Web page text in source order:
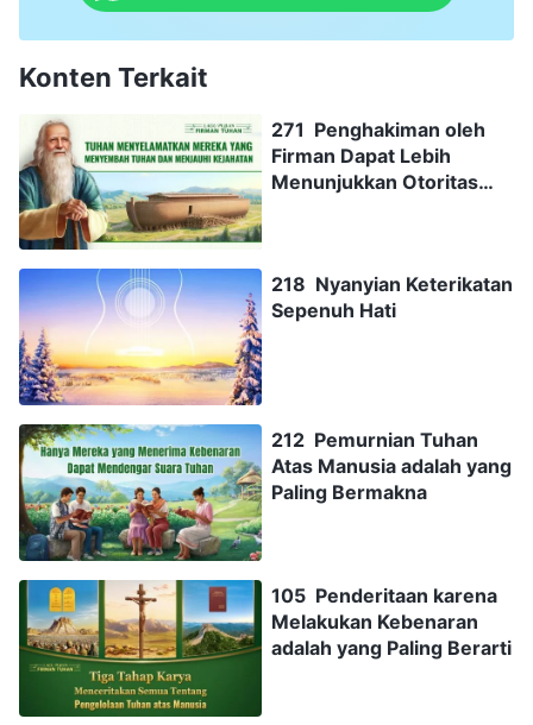
Konten Terkait
271 Penghakiman oleh
Firman Dapat Lebih
Menunjukkan Otoritas
218 Nyanyian Keterikatan
Sepenuh Hati
212 Pemurnian Tuhan
Atas Manusia adalah yang
Paling Bermakna
105 Penderitaan karena
Melakukan Kebenaran
adalah yang Paling Berarti